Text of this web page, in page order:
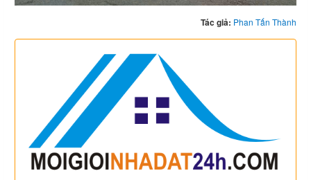
Tác giả: Phan Tấn Thành